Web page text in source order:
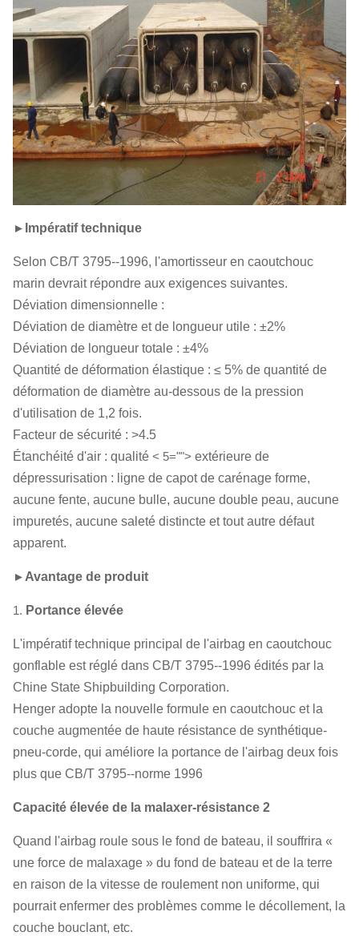
► Impératif technique
Selon CB/T 3795--1996, l'amortisseur en caoutchouc
marin devrait répondre aux exigences suivantes.
Déviation dimensionnelle :
Déviation de diamètre et de longueur utile : ±2%
Déviation de longueur totale : ±4%
Quantité de déformation élastique : ≤ 5% de quantité de
déformation de diamètre au-dessous de la pression
d'utilisation de 1,2 fois.
Facteur de sécurité : >4.5
Étanchéité d'air : qualité < 5=""> extérieure de
dépressurisation : ligne de capot de carénage forme,
aucune fente, aucune bulle, aucune double peau, aucune
impuretés, aucune saleté distincte et tout autre défaut
apparent.
► Avantage de produit
1. Portance élevée
L'impératif technique principal de l'airbag en caoutchouc
gonflable est réglé dans CB/T 3795--1996 édités par la
Chine State Shipbuilding Corporation.
Henger adopte la nouvelle formule en caoutchouc et la
couche augmentée de haute résistance de synthétique-
pneu-corde, qui améliore la portance de l'airbag deux fois
plus que CB/T 3795--norme 1996
Capacité élevée de la malaxer-résistance 2
Quand l'airbag roule sous le fond de bateau, il souffrira «
une force de malaxage » du fond de bateau et de la terre
en raison de la vitesse de roulement non uniforme, qui
pourrait enfermer des problèmes comme le décollement, la
couche bouclant, etc.